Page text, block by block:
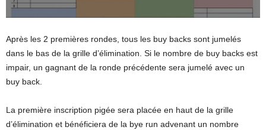
Après les 2 premières rondes, tous les buy backs sont jumelés
dans le bas de la grille d’élimination. Si le nombre de buy backs est
impair, un gagnant de la ronde précédente sera jumelé avec un
buy back.
La première inscription pigée sera placée en haut de la grille
d’élimination et bénéficiera de la bye run advenant un nombre